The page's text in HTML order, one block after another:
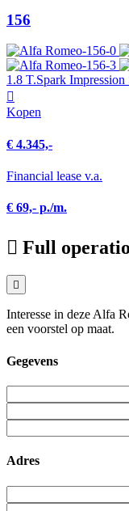
156
1.8 T.Spark
Kopen
€ 4.345,-
Financial lease v.a.
€ 69,- p./m.
Full
Interesse in deze Alfa
een voorstel op maat.
Gegevens
Adres